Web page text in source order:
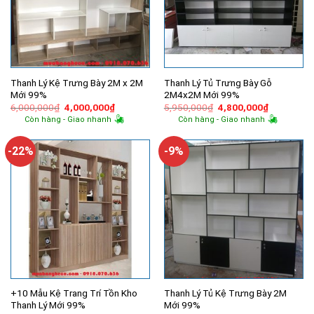
Thanh Lý Kệ Trưng Bày 2M x 2M
Mới 99%
6,000,000₫ Giá
gốc
là:
4,000,000₫Giá
hiện
tại
4,000,000₫.
Còn hàng - Giao nhanh
Thanh Lý Tủ Trưng Bày Gỗ
2M4x2M Mới 99%
5,950,000₫ Giá
gốc
là:
4,800,000₫Giá
hiện
tại
Còn hàng - Giao nhanh
-22%
+10 Mẫu Kệ Trang Trí Tồn Kho
Thanh Lý Mới 99%
-9%
Thanh Lý Tủ Kệ Trưng Bày 2M
Mới 99%